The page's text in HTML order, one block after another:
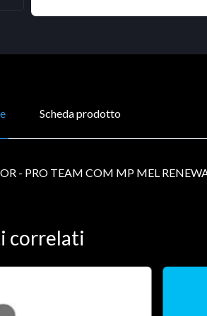
Scheda prodotto
- PRO TEAM COM MP MEL
correlati